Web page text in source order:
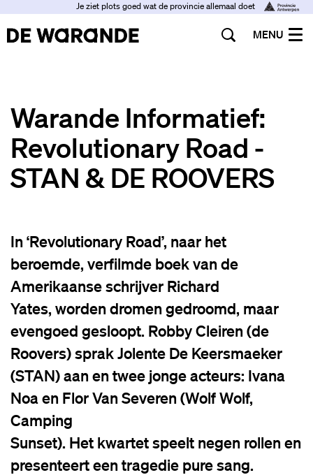
Je ziet plots goed wat de provincie allemaal doet
MENU
Warande Informatief:
Revolutionary Road -
STAN & DE ROOVERS
In ‘Revolutionary Road’, naar het
beroemde, verfilmde boek van de
Amerikaanse schrijver Richard
Yates, worden dromen gedroomd, maar
evengoed gesloopt. Robby Cleiren (de
Roovers) sprak Jolente De Keersmaeker
(STAN) aan en twee jonge acteurs: Ivana
Noa en Flor Van Severen (Wolf Wolf,
Camping
Sunset). Het kwartet speelt negen rollen en
presenteert een tragedie pure sang.